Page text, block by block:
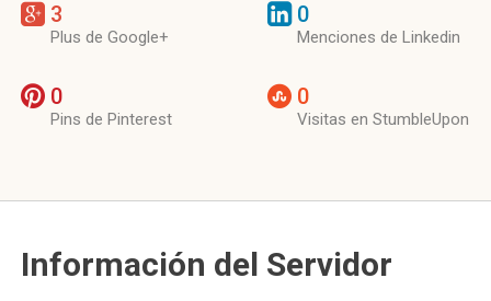
3
Plus de Google+
0
Menciones de Linkedin
0
Pins de Pinterest
0
Visitas en StumbleUpon
Información del Servidor